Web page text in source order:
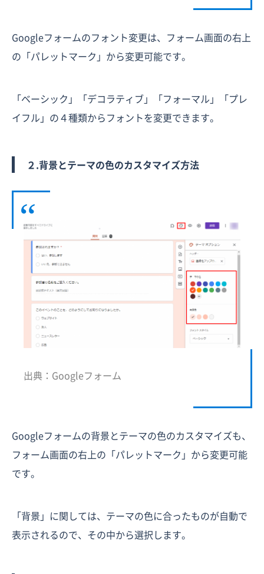
Googleフォームのフォント変更は、フォーム画面の右上
の「パレットマーク」から変更可能です。
「ベーシック」「デコラティブ」「フォーマル」「プレ
イフル」の４種類からフォントを変更できます。
２.背景とテーマの色のカスタマイズ方法
出典：Googleフォーム
Googleフォームの背景とテーマの色のカスタマイズも、
フォーム画面の右上の「パレットマーク」から変更可能
です。
「背景」に関しては、テーマの色に合ったものが自動で
表示されるので、その中から選択します。